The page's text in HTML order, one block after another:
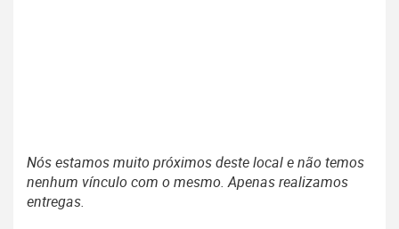
Nós estamos muito próximos deste local e não temos
nenhum vínculo com o mesmo. Apenas realizamos
entregas.